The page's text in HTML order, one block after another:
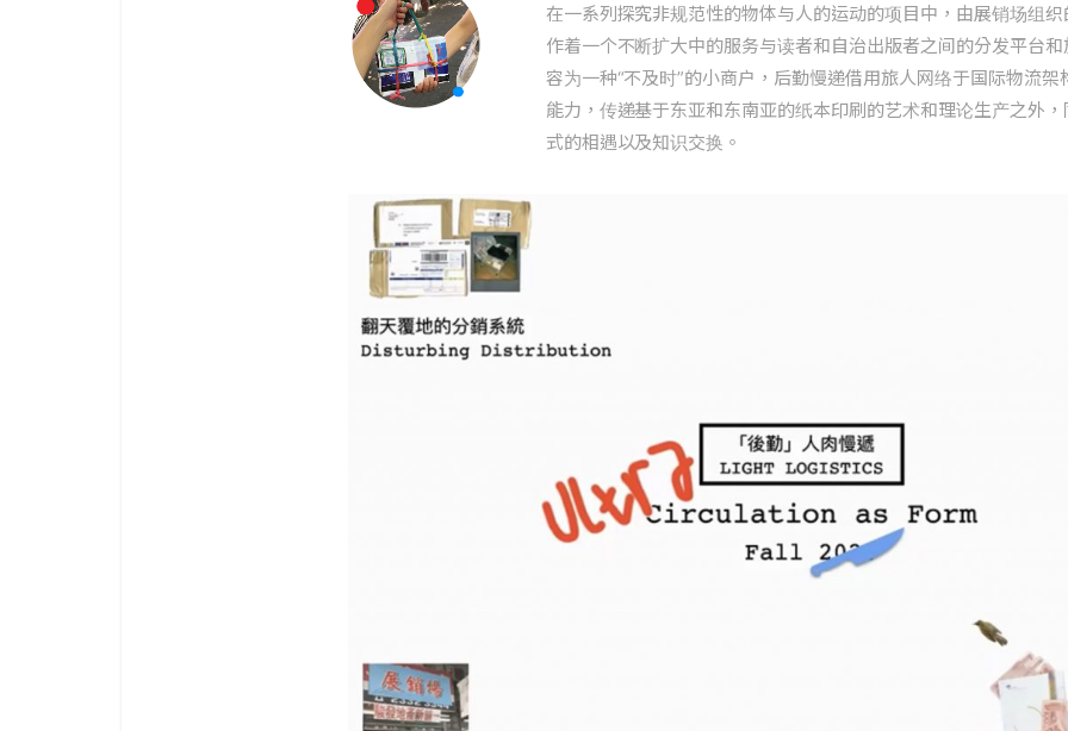
在一系列探究非规范性的物体与人的运动的项目中，由展销场组织
作着一个不断扩大中的服务与读者和自治出版者之间的分发平台
容为一种“不及时”的小商户，后勤慢递借用旅人网络于国际物流架
能力，传递基于东亚和东南亚的纸本印刷的艺术和理论生产之外
式的相遇以及知识交换。